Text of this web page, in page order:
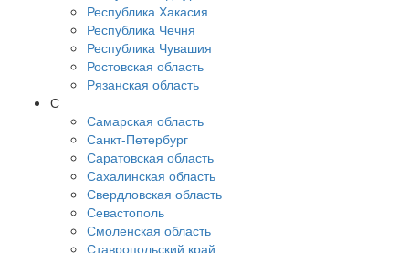
Республика Хакасия
Республика Чечня
Республика Чувашия
Ростовская область
Рязанская область
С
Самарская область
Санкт-Петербург
Саратовская область
Сахалинская область
Свердловская область
Севастополь
Смоленская область
Ставропольский край